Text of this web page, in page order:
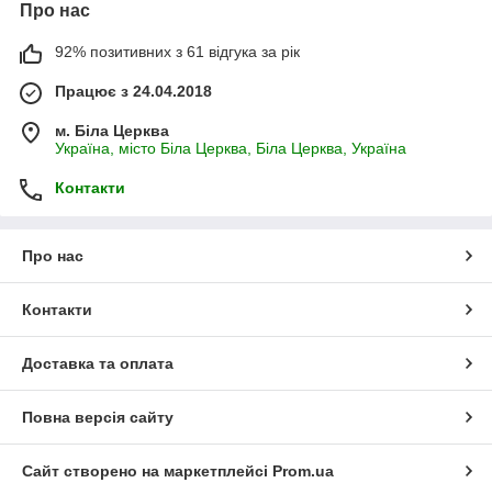
Про нас
92% позитивних з 61 відгука за рік
Працює з 24.04.2018
м. Біла Церква
Україна, місто Біла Церква, Біла Церква, Україна
Контакти
Про нас
Контакти
Доставка та оплата
Повна версія сайту
Сайт створено на маркетплейсі Prom.ua